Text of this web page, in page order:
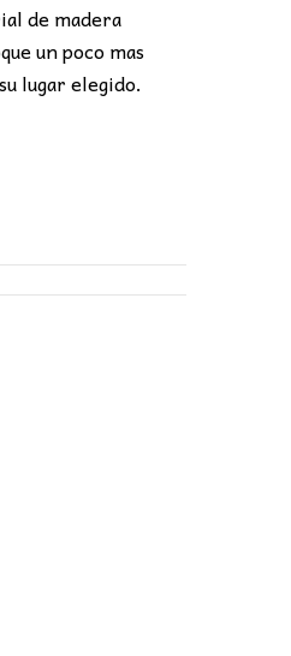
de madera
un poco mas
lugar elegido.